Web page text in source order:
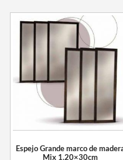
Espejo Grande marco de
Mix 1.20×30cm